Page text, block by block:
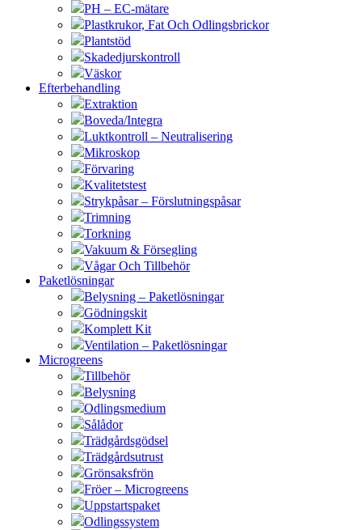
PH – EC-mätare
Plastkrukor, Fat Och Odlingsbrickor
Plantstöd
Skadedjurskontroll
Väskor
Efterbehandling
Extraktion
Boveda/Integra
Luktkontroll – Neutralisering
Mikroskop
Förvaring
Kvalitetstest
Strykpåsar – Förslutningspåsar
Trimning
Torkning
Vakuum & Försegling
Vågar Och Tillbehör
Paketlösningar
Belysning – Paketlösningar
Gödningskit
Komplett Kit
Ventilation – Paketlösningar
Microgreens
Tillbehör
Belysning
Odlingsmedium
Sålådor
Trädgårdsgödsel
Trädgårdsutrust
Grönsaksfrön
Fröer – Microgreens
Uppstartspaket
Odlingssystem